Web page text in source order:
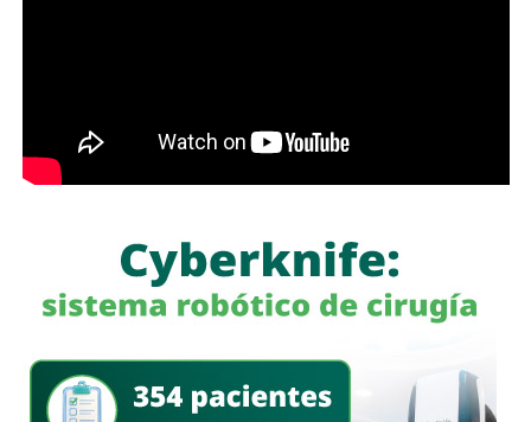
para avisarle a los conductores que había una barda
en medio de la calle, pero la mayoría de los que piden la
señal con el aviso son los mismos que, a propósito, no
ser cortés con los peatones que intentan
Señales faltan más, como una que indique para qué o
realidad nadie lo sabe a ciencia cierta, otras en toda la
ciudad, lasque avisen que la ciclovía no es para que se